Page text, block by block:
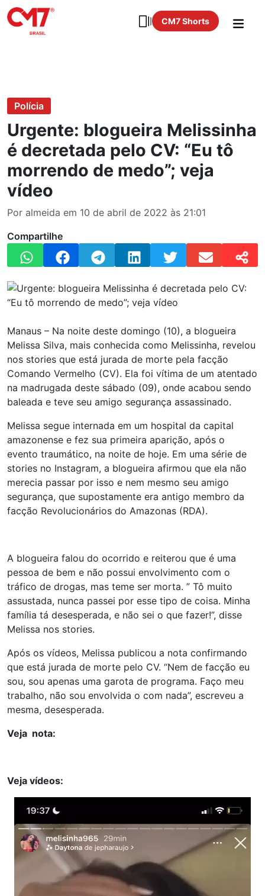
CM7 Shorts
Polícia
Urgente: blogueira Melissinha
é decretada pelo CV: “Eu tô
morrendo de medo”; veja
vídeo
Por almeida em 10 de abril de 2022 às 21:01
Compartilhe
Manaus – Na noite deste domingo (10), a blogueira
Melissa Silva, mais conhecida como Melissinha, revelou
nos stories que está jurada de morte pela facção
Comando Vermelho (CV). Ela foi vítima de um atentado
na madrugada deste sábado (09), onde acabou sendo
baleada e teve seu amigo segurança assassinado.
Melissa segue internada em um hospital da capital
amazonense e fez sua primeira aparição, após o
evento traumático, na noite de hoje. Em uma série de
stories no Instagram, a blogueira afirmou que ela não
merecia passar por isso e nem mesmo seu amigo
segurança, que supostamente era antigo membro da
facção Revolucionários do Amazonas (RDA).
A blogueira falou do ocorrido e reiterou que é uma
pessoa de bem e não possui envolvimento com o
tráfico de drogas, mas teme ser morta. ” Tô muito
assustada, nunca passei por esse tipo de coisa. Minha
família tá desesperada, e não sei o que fazer!”, disse
Melissa nos stories.
Após os vídeos, Melissa publicou a nota confirmando
que está jurada de morte pelo CV. “Nem de facção eu
sou, sou apenas uma garota de programa. Faço meu
trabalho, não sou envolvida o com nada”, escreveu a
mesma, desesperada.
Veja nota:
Veja vídeos:
vídeo